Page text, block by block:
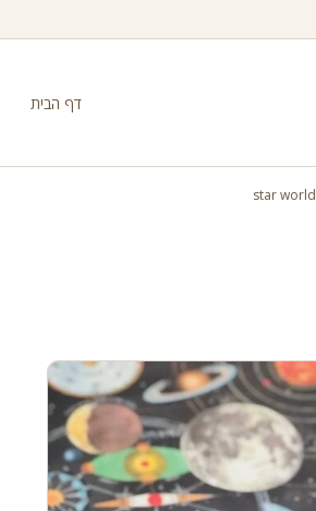
דף הבית
star world